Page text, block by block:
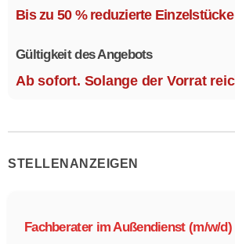
Ausstattungsvarianten.
Bis zu 50 % reduzierte Einzelstücke
Gültigkeit des Angebots
Ab sofort. Solange der Vorrat
STELLENANZEIGEN
Fachberater im Außendienst (m/w/d)